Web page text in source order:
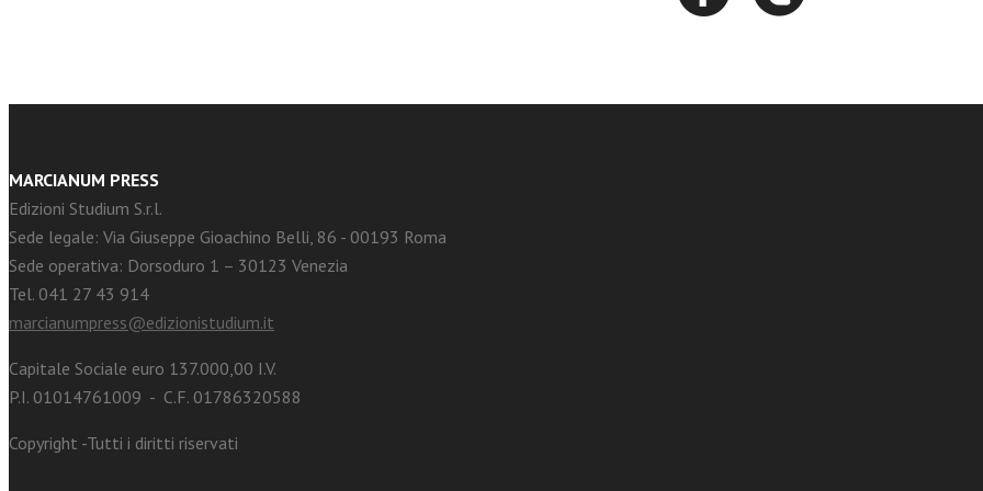
MARCIANUM PRESS
Edizioni Studium S.r.l.
Sede legale: Via Giuseppe Gioachino Belli, 86 - 00193 Roma
Sede operativa: Dorsoduro 1 – 30123 Venezia
Tel. 041 27 43 914
marcianumpress@edizionistudium.it
Capitale Sociale euro 137.000,00 I.V.
P.I. 01014761009 - C.F. 01786320588
Copyright -Tutti i diritti riservati